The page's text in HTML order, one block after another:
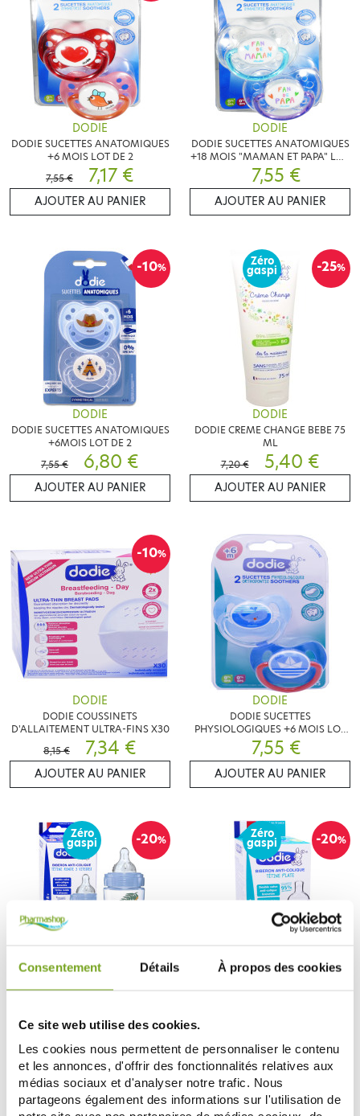
Consentement Détails À propos des cookies
Ce site web utilise des cookies.
Les cookies nous permettent de personnaliser le contenu
et les annonces, d'offrir des fonctionnalités relatives aux
médias sociaux et d'analyser notre trafic. Nous
partageons également des informations sur l'utilisation de
DODIE
DODIE SUCETTES ANATOMIQUES
+6 MOIS LOT DE 2
7,55 €
7,17 €
AJOUTER AU PANIER
DODIE
DODIE SUCETTES ANATOMIQUES
+18 MOIS "MAMAN ET PAPA" LOT
DE 2
7,55 €
AJOUTER AU PANIER
-10%
DODIE
DODIE SUCETTES ANATOMIQUES
+6MOIS LOT DE 2
7,55 €
6,80 €
AJOUTER AU PANIER
-25%
Zéro
gaspi
DODIE
DODIE CREME CHANGE BEBE 75
ML
7,20 €
5,40 €
AJOUTER AU PANIER
-10%
DODIE
DODIE COUSSINETS
D'ALLAITEMENT ULTRA-FINS X30
8,15 €
7,34 €
AJOUTER AU PANIER
DODIE
DODIE SUCETTES
PHYSIOLOGIQUES +6 MOIS LOT
DE 2
7,55 €
AJOUTER AU PANIER
-20%
Zéro
gaspi
DODIE
JUNGLE
7,28 €
AJOUTER AU PANIER
-20%
Zéro
gaspi
AJOUTER AU PANIER